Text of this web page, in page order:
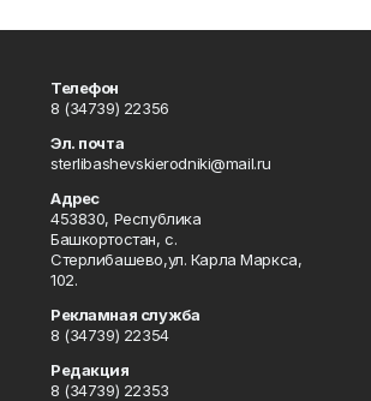
Телефон
8 (34739) 22356
Эл. почта
sterlibashevskierodniki@mail.ru
Адрес
453830, Республика
Башкортостан, c.
Стерлибашево,ул. Карла Маркса,
102.
Рекламная служба
8 (34739) 22354
Редакция
8 (34739) 22353